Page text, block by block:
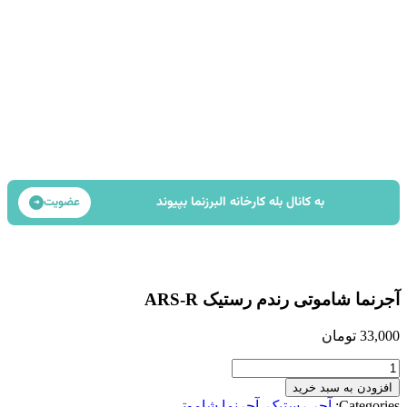
به کانال بله کارخانه البرزنما بپیوند عضویت ➜
آجرنما شاموتی رندم رستیک ARS-R
33,000 تومان
افزودن به سبد خرید